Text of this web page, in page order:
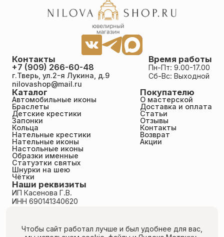
Каталог
Автомобильные иконы
Браслеты
Детские крестики
Запонки
Кольца
Нательные крестики
Нательные иконы
Настольные иконы
Образки именные
Статуэтки святых
Шнурки на шею
Чётки
Покупателю
О мастерской
Доставка и оплата
Статьи
Отзывы
Контакты
Возврат
Акции
Время работы
Пн-Пт: 9.00-17.00
Сб-Вс: Выходной
Контакты
+7 (909) 266-60-48
г.Тверь, ул.2-я Лукина, д.9
nilovashop@mail.ru
Наши реквизиты
ИП Касенова Г.В.
ИНН 690141340620
Пользовательское соглашение
Публичная оферта
Чтобы сайт работал лучше и был удобнее для вас,